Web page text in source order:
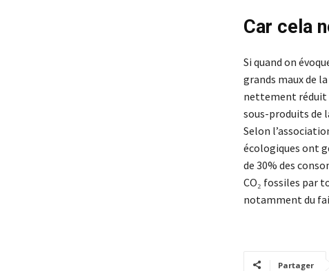
Car cela
Si quand on
grands maux de
nettement réduit
sous-produits de
Selon
écologiques ont
de 30% des
CO₂ fossiles par
notamment du
Partager